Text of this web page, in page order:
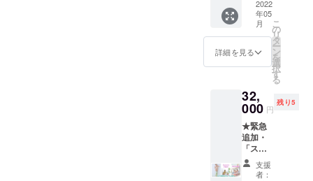
カー・
カフ
ス・
シュー
ズク
プ）+ポ
カー
ド ※
ズは
セット
に含ま
れませ
プラン
★ ス
イーツ
下着/モ
ンブラ
ン+ニー
セット
+フルア
クセサ
リー
セット
（ヘッ
ドドレ
ス・
2022
年05
月
詳細を見る
こ
の
リ
タ
ー
ン
を
選
択
す
る
32,
000 円
残り5
★緊急
追加・
「ス
イーツ
下着/ピ
支援
者：